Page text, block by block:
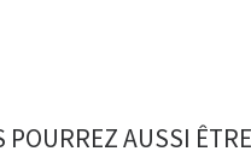
POURREZ AUSSI